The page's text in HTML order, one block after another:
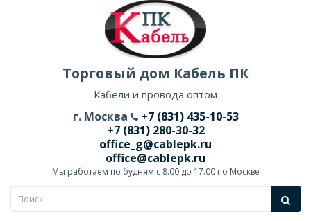
Торговый дом Кабель ПК
Кабели и провода оптом
г. Москва
+7 (831) 435-10-53
+7 (831) 280-30-32
office_g@cablepk.ru
office@cablepk.ru
Мы работаем по будням с 8.00 до 17.00 по Москве